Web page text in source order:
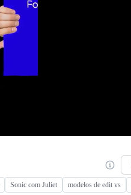
Sonic com Juliet modelos de edit vs